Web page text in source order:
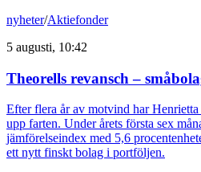
nyheter/Aktiefonder
5 augusti, 10:42
Theorells revansch –
Efter flera år av motvind har
upp farten. Under årets första sex
jämförelseindex med 5,6
ett nytt finskt bolag i portföljen.